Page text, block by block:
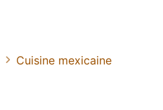
Cuisine mexicaine